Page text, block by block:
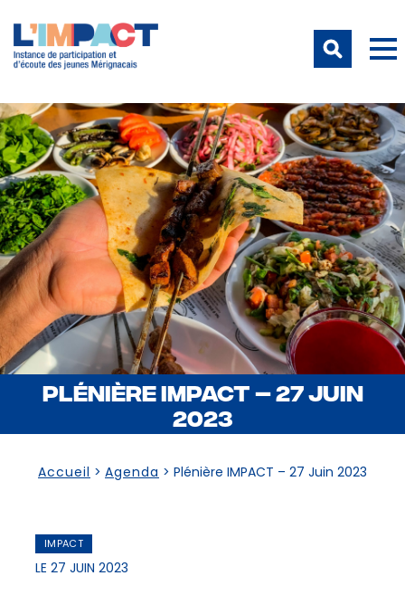
PLÉNIÈRE IMPACT – 27 JUIN
2023
Accueil > Agenda > Plénière IMPACT – 27 Juin 2023
IMPACT
LE 27 JUIN 2023